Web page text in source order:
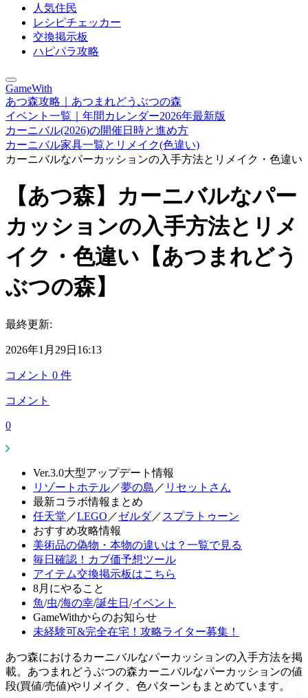
人気住民
レシピチェッカー
交換掲示板
ハピパラ攻略
GameWith
あつ森攻略｜あつまれどうぶつの森
イベント一覧｜年間カレンダー2026年最新版
カーニバル(2026)の開催日時と進め方
カーニバル家具一覧とリメイク(色違い)
カーニバルなパーカッションの入手方法とリメイク・色違い
【あつ森】カーニバルなパー
カッションの入手方法とリメ
イク・色違い【あつまれどう
ぶつの森】
最終更新:
2026年1月29日16:13
コメント 0 件
コメント
0
Ver.3.0大型アップデート情報
リゾートホテル／夢の島 ／ リセットさん
最新コラボ情報まとめ
任天堂 ／LEGO ／ゼルダ／ スプラトゥーン
おすすめ攻略情報
美術品の偽物・本物の違いは？一覧で見る
毎日確認！カブ価予想ツール
アイテム交換掲示板はこちら
8月にやること
魚/虫/海の幸/誕生日 /イベント
GameWithからのお知らせ
未経験可&完全在宅！攻略ライター募集！
あつ森におけるカーニバルなパーカッションの入手方法を掲
載。あつまれどうぶつの森カーニバルなパーカッションの値
段(買値/売値)やリメイク、色パターンもまとめています。